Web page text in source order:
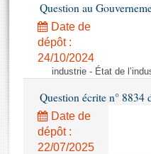
Projets de loi
Propositions de loi
Amendements
Textes adoptés
Rapports d'information
Rapports d'enquête
Rapports législatifs
Histoire
Juniors
Anciennes législatures
Liens vers les sites
Contacts et plan
Photos libres de droit
Question au
Date de
dépôt :
24/10/2024
industrie - État de
Question écrite n°
Date de
dépôt :
22/07/2025